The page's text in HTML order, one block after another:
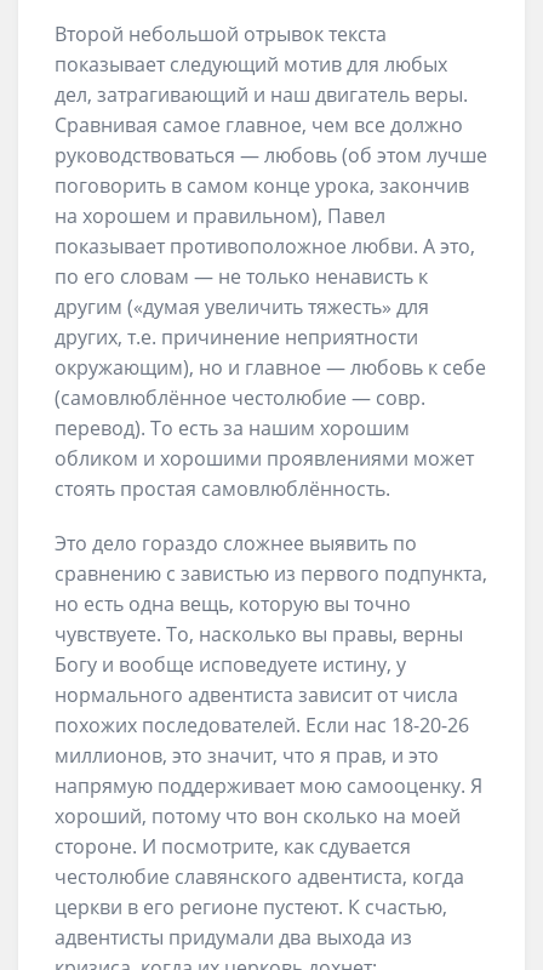
Второй небольшой отрывок текста
показывает следующий мотив для любых
дел, затрагивающий и наш двигатель веры.
Сравнивая самое главное, чем все должно
руководствоваться — любовь (об этом лучше
поговорить в самом конце урока, закончив
на хорошем и правильном), Павел
показывает противоположное любви. А это,
по его словам — не только ненависть к
другим («думая увеличить тяжесть» для
других, т.е. причинение неприятности
окружающим), но и главное — любовь к себе
(самовлюблённое честолюбие — совр.
перевод). То есть за нашим хорошим
обликом и хорошими проявлениями может
стоять простая самовлюблённость.
Это дело гораздо сложнее выявить по
сравнению с завистью из первого подпункта,
но есть одна вещь, которую вы точно
чувствуете. То, насколько вы правы, верны
Богу и вообще исповедуете истину, у
нормального адвентиста зависит от числа
похожих последователей. Если нас 18-20-26
миллионов, это значит, что я прав, и это
напрямую поддерживает мою самооценку. Я
хороший, потому что вон сколько на моей
стороне. И посмотрите, как сдувается
честолюбие славянского адвентиста, когда
церкви в его регионе пустеют. К счастью,
адвентисты придумали два выхода из